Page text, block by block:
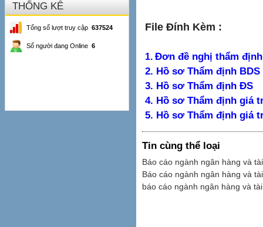
THỐNG KÊ
Tổng số lượt truy cập 637524
Số người đang Online 6
File Đính Kèm :
1. Đơn đề nghị thẩm định
2. Hồ sơ Thẩm định BDS
3. Hồ sơ Thẩm định ĐS
4. Hồ sơ Thẩm định giá
5. Hồ sơ Thẩm định giá
Tin cùng thể loại
Báo cáo ngành ngân hàng và
Báo cáo ngành ngân hàng và
báo cáo ngành ngân hàng và